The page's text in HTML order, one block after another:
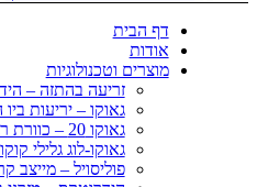
דף הבית
אודות
מוצרים וטכנולוגיות
זריעה בהתזה –
גאוקו – יריעות
גאוקו 20 – כוורת רצועות ייצוב
גאוקו-לוג גלילי
פוליסויל – מייצב